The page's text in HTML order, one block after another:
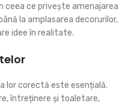
ceea ce privește amenajarea
la amplasarea decorurilor,
idee în realitate.
lor corectă este esențială.
întreținere și toaletare,